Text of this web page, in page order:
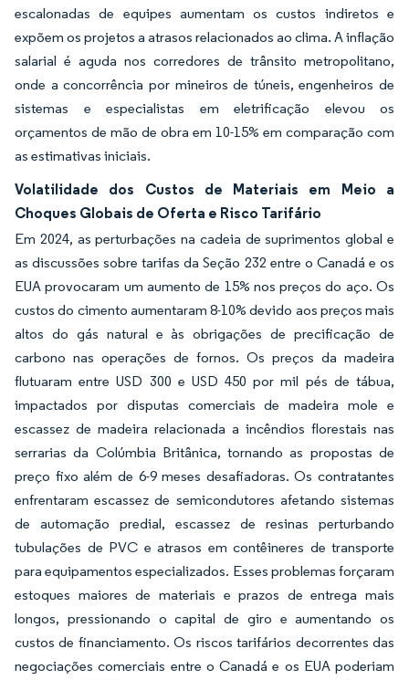
escalonadas de equipes aumentam os custos indiretos e
expõem os projetos a atrasos relacionados ao clima. A inflação
salarial é aguda nos corredores de trânsito metropolitano,
onde a concorrência por mineiros de túneis, engenheiros de
sistemas e especialistas em eletrificação elevou os
orçamentos de mão de obra em 10-15% em comparação com
as estimativas iniciais.
Volatilidade dos Custos de Materiais em Meio a
Choques Globais de Oferta e Risco Tarifário
Em 2024, as perturbações na cadeia de suprimentos global e
as discussões sobre tarifas da Seção 232 entre o Canadá e os
EUA provocaram um aumento de 15% nos preços do aço. Os
custos do cimento aumentaram 8-10% devido aos preços mais
altos do gás natural e às obrigações de precificação de
carbono nas operações de fornos. Os preços da madeira
flutuaram entre USD 300 e USD 450 por mil pés de tábua,
impactados por disputas comerciais de madeira mole e
escassez de madeira relacionada a incêndios florestais nas
serrarias da Colúmbia Britânica, tornando as propostas de
preço fixo além de 6-9 meses desafiadoras. Os contratantes
enfrentaram escassez de semicondutores afetando sistemas
de automação predial, escassez de resinas perturbando
tubulações de PVC e atrasos em contêineres de transporte
para equipamentos especializados. Esses problemas forçaram
estoques maiores de materiais e prazos de entrega mais
longos, pressionando o capital de giro e aumentando os
custos de financiamento. Os riscos tarifários decorrentes das
negociações comerciais entre o Canadá e os EUA poderiam